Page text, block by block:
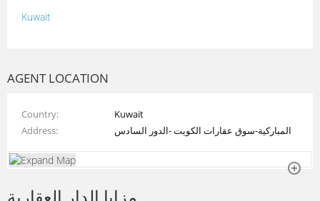
Kuwait
Palestine
Syria
Tunisia
AGENT LOCATION
Country
Kuwait
Address
المباركية-سوق عقارات الكويت -الدور السادس
مزايا الدار العقارية